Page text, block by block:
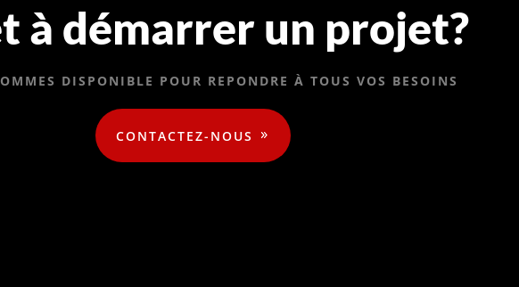
à démarrer un projet?
DISPONIBLE POUR REPONDRE À TOUS VOS BESOINS
CONTACTEZ-NOUS